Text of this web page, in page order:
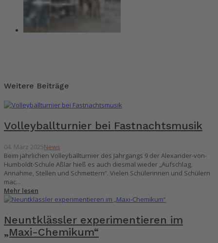
Weitere Beiträge
Volleyballturnier bei Fastnachtsmusik
04. März 2025News
Beim jährlichen Volleyballturnier des Jahrgangs 9 der Alexander-von-
Humboldt-Schule Aßlar hieß es auch diesmal wieder „Aufschlag,
Annahme, Stellen und Schmettern“. Vielen Schülerinnen und Schülern
mac...
Mehr lesen
Neuntklässler experimentieren im
„Maxi-Chemikum“